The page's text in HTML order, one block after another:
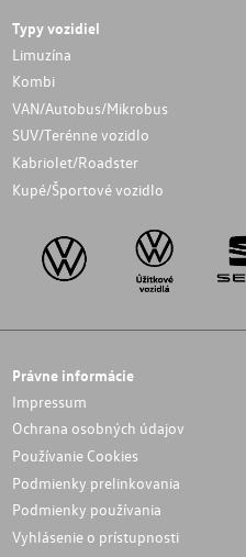
Typy vozidiel
Limuzína
Kombi
VAN/Autobus/Mikrobus
SUV/Terénne vozidlo
Kabriolet/Roadster
Kupé/Športové vozidlo
Právne informácie
Impressum
Ochrana osobných údajov
Používanie Cookies
Podmienky prelinkovania
Podmienky používania
Vyhlásenie o prístupnosti